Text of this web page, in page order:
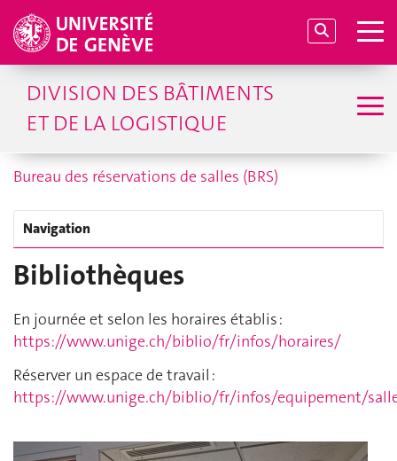
DIVISION DES BÂTIMENTS
ET DE LA LOGISTIQUE
Bureau des réservations de salles (BRS)
Navigation
Bibliothèques
En journée et selon les horaires établis :
https://www.unige.ch/biblio/fr/infos/horaires/
Réserver un espace de travail :
https://www.unige.ch/biblio/fr/infos/equipement/